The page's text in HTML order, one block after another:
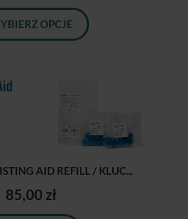
OPCJE
AID REFILL / KLUC...
85,00 zł